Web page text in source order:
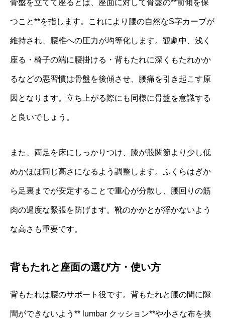
骨盤を立てて座るとは、座面に対して骨盤の**前傾を保
つこと**を指します。これにより腰の自然なS字カーブが
維持され、腰椎への圧力が均等化します。観劇中、浅く
座る・椅子の端に腰掛ける・背もたれに深くもたれかか
るなどの悪習慣は骨盤を後傾させ、腰痛を引き起こす原
因となります。立ち上がる際にも同様に骨盤を意識する
と良いでしょう。
また、両足を床にしっかりつけ、膝が股関節より少し低
めかほぼ同じ高さになるよう調整します。ふくらはぎか
ら足裏までが安定することで重心が分散し、腰回りの筋
肉の過度な緊張を防げます。靴のかかとが浮かないよう
な高さも重要です。
背もたれと座面の選び方・使い方
背もたれは腰のサポート役です。背もたれと腰の間に隙
間ができないよう** lumbar クッション**や小さな布を挟